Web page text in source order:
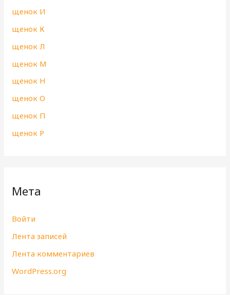
щенок И
щенок К
щенок Л
щенок М
щенок Н
щенок О
щенок П
щенок Р
Мета
Войти
Лента записей
Лента комментариев
WordPress.org